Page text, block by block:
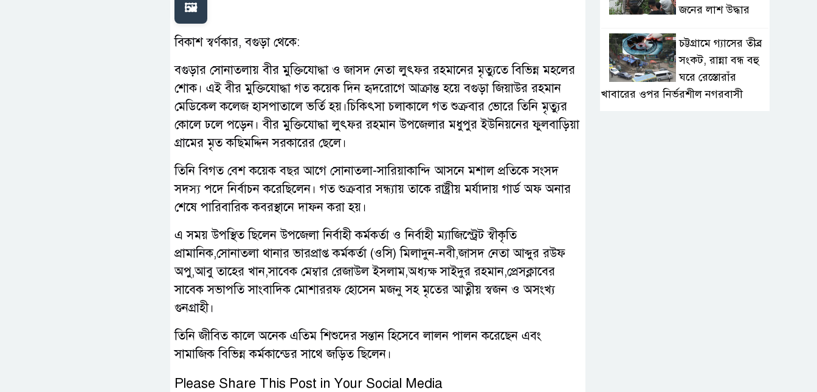
🖼️
বিকাশ স্বর্ণকার, বগুড়া থেকে:
বগুড়ার সোনাতলায় বীর মুক্তিযোদ্ধা ও জাসদ নেতা লুৎফর রহমানের মৃত্যুতে বিভিন্ন মহলের
শোক। এই বীর মুক্তিযোদ্ধা গত কয়েক দিন হৃদরোগে আক্রান্ত হয়ে বগুড়া জিয়াউর রহমান
মেডিকেল কলেজ হাসপাতালে ভর্তি হয়।চিকিৎসা চলাকালে গত শুক্রবার ভোরে তিনি মৃত্যুর
কোলে ঢলে পড়েন। বীর মুক্তিযোদ্ধা লুৎফর রহমান উপজেলার মধুপুর ইউনিয়নের ফুলবাড়িয়া
গ্রামের মৃত কছিমদ্দিন সরকারের ছেলে।
তিনি বিগত বেশ কয়েক বছর আগে সোনাতলা-সারিয়াকান্দি আসনে মশাল প্রতিকে সংসদ
সদস্য পদে নির্বাচন করেছিলেন। গত শুক্রবার সন্ধ্যায় তাকে রাষ্ট্রীয় মর্যাদায় গার্ড অফ অনার
শেষে পারিবারিক কবরস্থানে দাফন করা হয়।
এ সময় উপস্থিত ছিলেন উপজেলা নির্বাহী কর্মকর্তা ও নির্বাহী ম্যাজিস্ট্রেট স্বীকৃতি
প্রামানিক,সোনাতলা থানার ভারপ্রাপ্ত কর্মকর্তা (ওসি) মিলাদুন-নবী,জাসদ নেতা আব্দুর রউফ
অপু,আবু তাহের খান,সাবেক মেম্বার রেজাউল ইসলাম,অধ্যক্ষ সাইদুর রহমান,প্রেসক্লাবের
সাবেক সভাপতি সাংবাদিক মোশাররফ হোসেন মজনু সহ মৃতের আত্নীয় স্বজন ও অসংখ্য
গুনগ্রাহী।
তিনি জীবিত কালে অনেক এতিম শিশুদের সন্তান হিসেবে লালন পালন করেছেন এবং
সামাজিক বিভিন্ন কর্মকান্ডের সাথে জড়িত ছিলেন।
Please Share This Post in Your Social Media
জনের লাশ উদ্ধার
চট্টগ্রামে গ্যাসের তীব্র
সংকট, রান্না বন্ধ বহু
ঘরে রেস্তোরাঁর
খাবারের ওপর নির্ভরশীল নগরবাসী